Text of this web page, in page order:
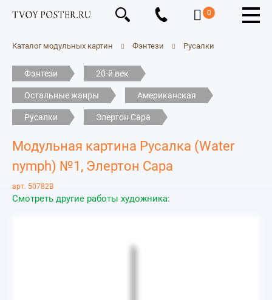
0
Каталог модульных картин Фэнтези Русалки
Фэнтези 20-й век
Остальные жанры Американская
Русалки Элертон Сара
Модульная картина Русалка (Water
nymph) №1, Элертон Сара
арт. 50782B
Смотреть другие работы художника: